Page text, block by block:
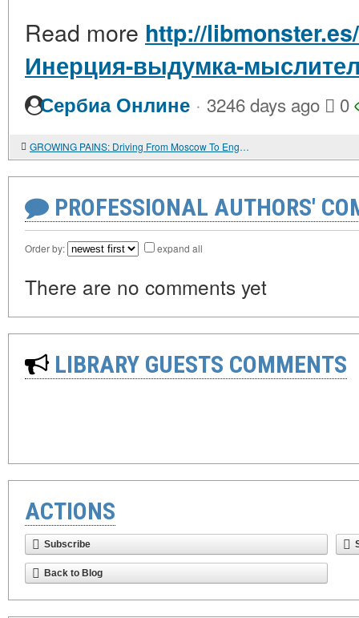
Read more http://
Инерция-выдумка-
Сербиа Онлине · 3246 days ago 0
GROWING PAINS: Driving From Moscow To England, Part One
PROFESSIONAL AUTHORS'
Order by: expand all
There are no comments yet
LIBRARY GUESTS COMMENTS
ACTIONS
Subscribe
Back to Blog